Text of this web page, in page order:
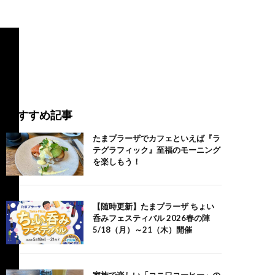
おすすめ記事
たまプラーザでカフェといえば『ラ
テグラフィック』至福のモーニング
を楽しもう！
【随時更新】たまプラーザ ちょい
呑みフェスティバル 2026春の陣
5/18（月）～21（木）開催